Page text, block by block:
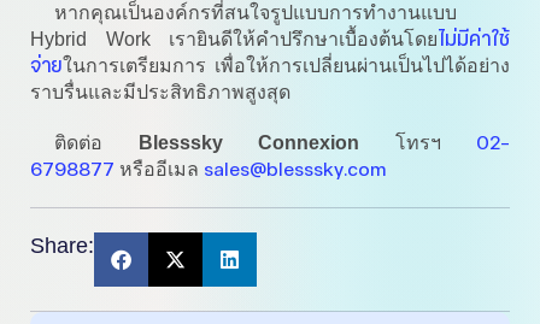
หากคุณเป็นองค์กรที่สนใจรูปแบบการทำงานแบบ
Hybrid Work เรายินดีให้คำปรึกษาเบื้องต้นโดยไม่มีค่าใช้
จ่ายในการเตรียมการ เพื่อให้การเปลี่ยนผ่านเป็นไปได้อย่าง
ราบรื่นและมีประสิทธิภาพสูงสุด
ติดต่อ Blesssky Connexion โทรฯ 02-
6798877 หรืออีเมล sales@blesssky.com
Share: